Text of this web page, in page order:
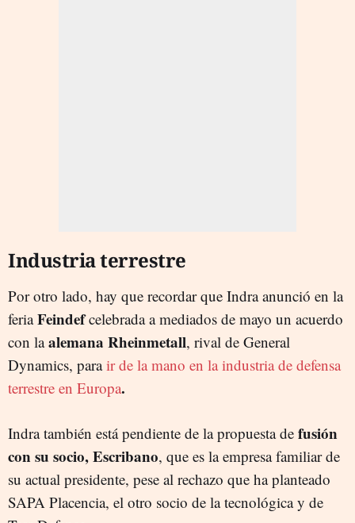
Industria terrestre
Por otro lado, hay que recordar que Indra anunció en la
feriaFeindefcelebrada a mediados de mayo un acuerdo
con laalemana Rheinmetall, rival de General
Dynamics, parair de la mano en la industria de defensa
terrestre en Europa.
Indra también está pendiente de la propuesta de fusión
con su socio, Escribano, que es la empresa familiar de
su actual presidente, pese al rechazo que ha planteado
SAPA Placencia, el otro socio de la tecnológica y de